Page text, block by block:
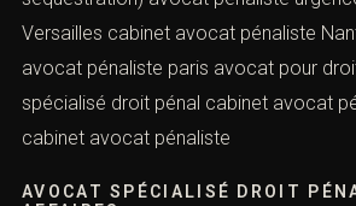
AVOCAT PÉNALISTE
cabinet d’avocat droit pénal cabinet
des affaires et aussi,
la séquestration) avocat pénaliste
cabinet avocat pénaliste paris avocat